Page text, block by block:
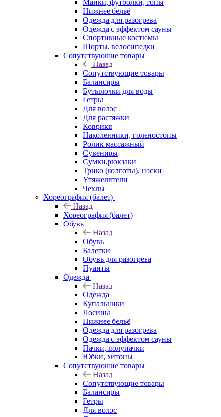
Майки, футболки, топы
Нижнее бельё
Одежда для разогрева
Одежда с эффектом сауны
Спортивные костюмы
Шорты, велосипедки
Сопутствующие товары
Назад
Сопутствующие товары
Балансиры
Бутылочки для воды
Гетры
Для волос
Для растяжки
Коврики
Наколенники, голеностопы
Ролик массажный
Сувениры
Сумки,рюкзаки
Трико (колготы), носки
Утяжелители
Чехлы
Хореография (балет)
Назад
Хореография (балет)
Обувь
Назад
Обувь
Балетки
Обувь для разогрева
Пуанты
Одежда
Назад
Одежда
Купальники
Лосины
Нижнее бельё
Одежда для разогрева
Одежда с эффектом сауны
Пачки, полупачки
Юбки, хитоны
Сопутствующие товары
Назад
Сопутствующие товары
Балансиры
Гетры
Для волос